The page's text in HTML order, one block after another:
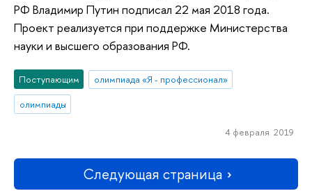
РФ Владимир Путин подписал 22 мая 2018 года.
Проект реализуется при поддержке Министерства
науки и высшего образования РФ.
Поступающим
олимпиада «Я - профессионал»
олимпиады
4 февраля 2019
Следующая страница